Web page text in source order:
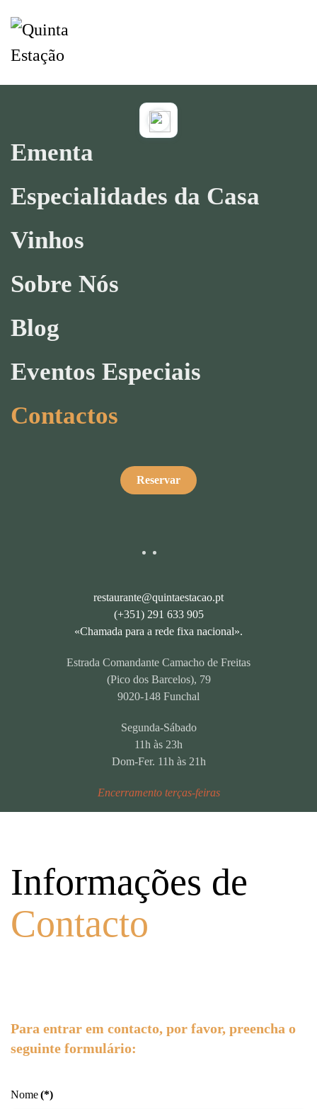
Saltar para o conteúdo principal
Ementa
Especialidades da Casa
Vinhos
Sobre Nós
Blog
Eventos Especiais
Contactos
Reservar
restaurante@quintaestacao.pt
(+351) 291 633 905
«Chamada para a rede fixa nacional».
Estrada Comandante Camacho de Freitas
(Pico dos Barcelos), 79
9020-148 Funchal
Segunda-Sábado
11h às 23h
Dom-Fer. 11h às 21h
Encerramento terças-feiras
Informações de
Contacto
Para entrar em contacto, por favor, preencha o
seguinte formulário:
Nome(*)